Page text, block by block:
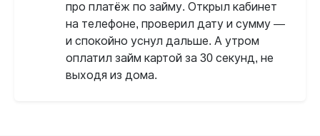
про платёж по займу. Открыл кабинет
на телефоне, проверил дату и сумму —
и спокойно уснул дальше. А утром
оплатил займ картой за 30 секунд, не
выходя из дома.